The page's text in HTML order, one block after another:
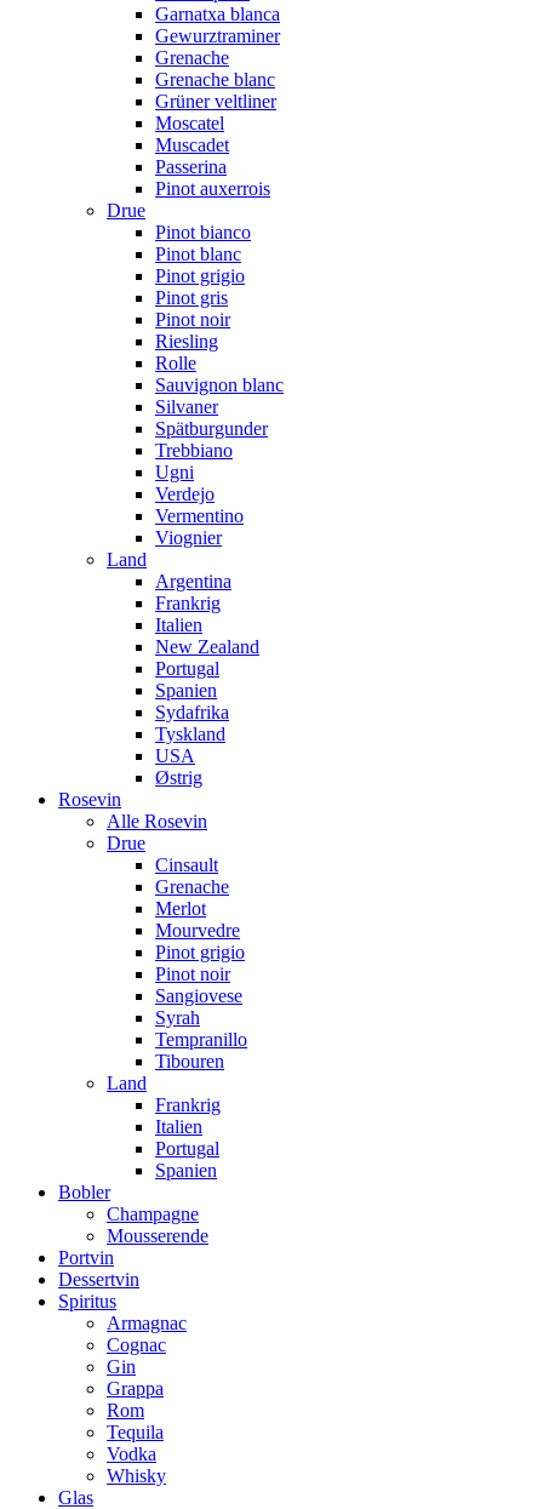
Garnatxa blanca
Gewurztraminer
Grenache
Grenache blanc
Grüner veltliner
Moscatel
Muscadet
Passerina
Pinot auxerrois
Drue
Pinot bianco
Pinot blanc
Pinot grigio
Pinot gris
Pinot noir
Riesling
Rolle
Sauvignon blanc
Silvaner
Spätburgunder
Trebbiano
Ugni
Verdejo
Vermentino
Viognier
Land
Argentina
Frankrig
Italien
New Zealand
Portugal
Spanien
Sydafrika
Tyskland
USA
Østrig
Rosevin
Alle Rosevin
Drue
Cinsault
Grenache
Merlot
Mourvedre
Pinot grigio
Pinot noir
Sangiovese
Syrah
Tempranillo
Tibouren
Land
Frankrig
Italien
Portugal
Spanien
Bobler
Champagne
Mousserende
Portvin
Dessertvin
Spiritus
Armagnac
Cognac
Gin
Grappa
Rom
Tequila
Vodka
Whisky
Glas